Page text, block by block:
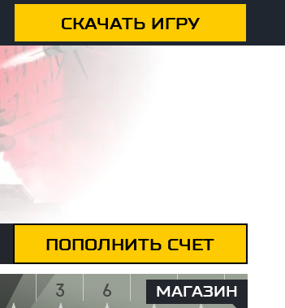
СКАЧАТЬ ИГРУ
ПОПОЛНИТЬ СЧЕТ
МАГАЗИН